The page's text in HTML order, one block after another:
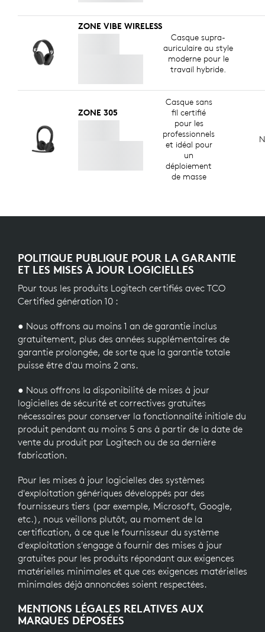
ZONE VIBE WIRELESS
Casque supra-
auriculaire au style
moderne pour le
travail hybride.
ZONE 305
Casque sans
fil certifié
pour les
professionnels
et idéal pour
un
déploiement
de masse
POLITIQUE PUBLIQUE POUR LA GARANTIE
ET LES MISES À JOUR LOGICIELLES
Pour tous les produits Logitech certifiés avec TCO
Certified génération 10 :
● Nous offrons au moins 1 an de garantie inclus
gratuitement, plus des années supplémentaires de
garantie prolongée, de sorte que la garantie totale
puisse être d'au moins 2 ans.
● Nous offrons la disponibilité de mises à jour
logicielles de sécurité et correctives gratuites
nécessaires pour conserver la fonctionnalité initiale du
produit pendant au moins 5 ans à partir de la date de
vente du produit par Logitech ou de sa dernière
fabrication.
Pour les mises à jour logicielles des systèmes
d'exploitation génériques développés par des
fournisseurs tiers (par exemple, Microsoft, Google,
etc.), nous veillons plutôt, au moment de la
certification, à ce que le fournisseur du système
d'exploitation s'engage à fournir des mises à jour
gratuites pour les produits répondant aux exigences
matérielles minimales et que ces exigences matérielles
minimales déjà annoncées soient respectées.
MENTIONS LÉGALES RELATIVES AUX
MARQUES DÉPOSÉES